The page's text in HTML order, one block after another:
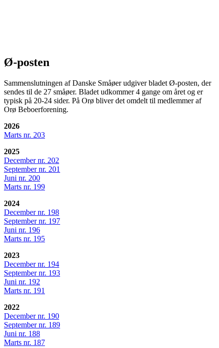
Ø-posten
Sammenslutningen af Danske Småøer udgiver bladet Ø-posten, der
sendes til de 27 småøer. Bladet udkommer 4 gange om året og er
typisk på 20-24 sider. På Orø bliver det omdelt til medlemmer af
Orø Beboerforening.
2026
Marts nr. 203
2025
December nr. 202
September nr. 201
Juni nr. 200
Marts nr. 199
2024
December nr. 198
September nr. 197
Juni nr. 196
Marts nr. 195
2023
December nr. 194
September nr. 193
Juni nr. 192
Marts nr. 191
2022
December nr. 190
September nr. 189
Juni nr. 188
Marts nr. 187